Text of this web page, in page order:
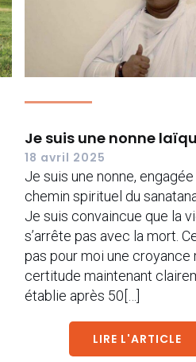
Je suis une nonne
18 avril 2025
Je suis une nonne,
chemin spirituel du
Je suis convaincue que la
s’arrête pas avec la mort.
pas pour moi une croyance
certitude maintenant
établie après 50[…]
LIRE L'ARTICLE